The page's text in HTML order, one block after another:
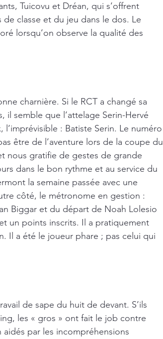
Tuicovu et Dréan, qui s’offrent
classe et du jeu dans le dos. Le
lorsqu’on observe la qualité des
charnière. Si le RCT a changé sa
il semble que l’attelage Serin-Hervé
: Batiste Serin. Le numéro
être de l’aventure lors de la coupe du
nous gratifie de gestes de grande
dans le bon rythme et au service du
la semaine passée avec une
côté, le métronome en gestion :
Biggar et du départ de Noah Lolesio
un points inscrits. Il a pratiquement
Il a été le joueur phare ; pas celui qui
de sape du huit de devant. S’ils
les « gros » ont fait le job contre
par les incompréhensions